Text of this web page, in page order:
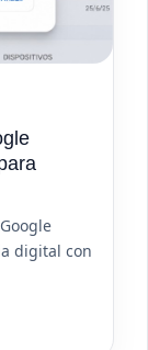
digital con